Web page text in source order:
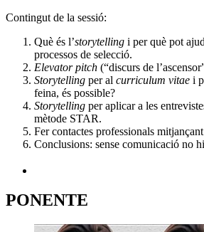
Contingut de la sessió:
Què és l’storytelling i per què pot
processos de selecció.
Elevator pitch (“discurs de
Storytelling per al curriculum vitae i
feina, és possible?
Storytelling per aplicar a les
mètode STAR.
Fer contactes professionals mitjançant
Conclusions: sense comunicació no
PONENTE